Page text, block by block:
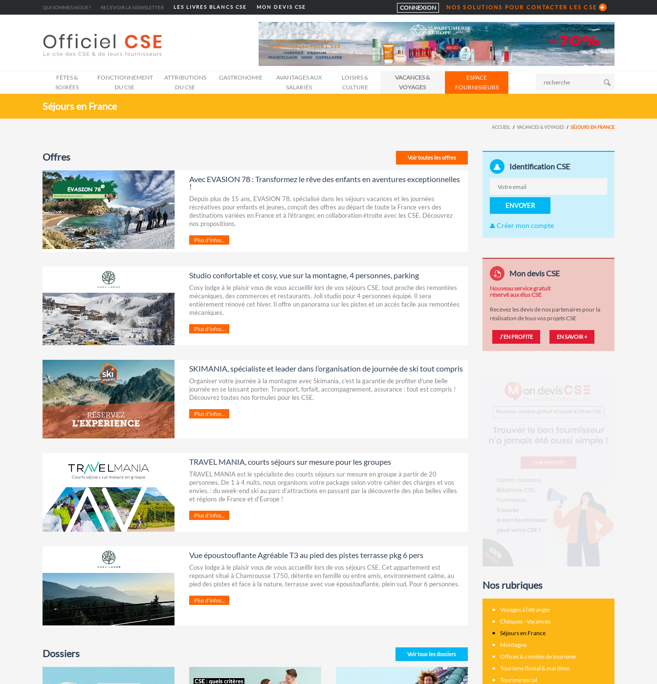
QUI SOMMES-NOUS ? RECEVOIR LA NEWSLETTER LES LIVRES BLANCS CSE MON DEVIS CSE CONNEXION NOS SOLUTIONS POUR CONTACTER LES CSE
FÊTES &
SOIRÉES
FONCTIONNEMENT
DU CSE
ATTRIBUTIONS
DU CSE
GASTRONOMIE
AVANTAGES AUX
SALARIÉS
LOISIRS &
CULTURE
VACANCES &
VOYAGES
ESPACE
FOURNISSEURS
Séjours en France
ACCUEIL VACANCES & VOYAGES SÉJOURS EN FRANCE
Voir toutes les offres
Offres
Avec EVASION 78 : Transformez le rêve des enfants en aventures exceptionnelles
!
Depuis plus de 15 ans, EVASION 78, spécialisé dans les séjours vacances et les journées
récréatives pour enfants et jeunes, conçoit des offres au départ de toute la France vers des
destinations variées en France et à l'étranger, en collaboration étroite avec les CSE. Découvrez
nos propositions.
Plus d'infos...
Studio confortable et cosy, vue sur la montagne, 4 personnes, parking
Cosy lodge à le plaisir vous de vous accueillir lors de vos séjours CSE. tout proche des remontées
mécaniques, des commerces et restaurants. Joli studio pour 4 personnes équipé. Il sera
entièrement rénové cet hiver. Il offre un panorama sur les pistes et un accès facile aux remontées
mécaniques.
Plus d'infos...
SKIMANIA, spécialiste et leader dans l’organisation de journée de ski tout compris
Organiser votre journée à la montagne avec Skimania, c’est la garantie de profiter d’une belle
journée en se laissant porter. Transport, forfait, accompagnement, assurance : tout est compris !
Découvrez toutes nos formules pour les CSE.
Plus d'infos...
TRAVEL MANIA, courts séjours sur mesure pour les groupes
TRAVEL MANIA est le spécialiste des courts séjours sur mesure en groupe à partir de 20
personnes. De 1 à 4 nuits, nous organisons votre package selon votre cahier des charges et vos
envies. : du week-end ski au parc d’attractions en passant par la découverte des plus belles villes
et régions de France et d’Europe !
Plus d'infos...
Vue époustouflante Agréable T3 au pied des pistes terrasse pkg 6 pers
Cosy lodge à le plaisir vous de vous accueillir lors de vos séjours CSE. Cet appartement est
reposant situé à Chamrousse 1750, détente en famille ou entre amis, environnement calme, au
pied des pistes et face à la nature, terrasse avec vue époustouflante, plein sud. Pour 6 personnes.
Plus d'infos...
Voir tous les dossiers
Dossiers
Identification CSE
ENVOYER
Créer mon compte
Mon devis CSE
Nouveau service gratuit
réservé aux élus CSE
Recevez les devis de nos partenaires pour la
réalisation de tous vos projets CSE
J'EN PROFITE EN SAVOIR +
Nos rubriques
Voyages à l’étranger
Chèques - Vacances
Séjours en France
Montagne
Offices & comités de tourisme
Tourisme fluvial & maritime
Tourime social
Cookies management panel